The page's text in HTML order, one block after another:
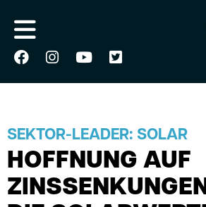
SEKTOR-LEADER: SOLAR
HOFFNUNG AUF